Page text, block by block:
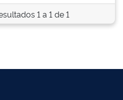
1 a 1 de 1